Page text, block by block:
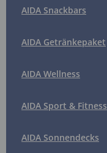
AIDA Snackbars
AIDA Getränkepaket
AIDA Wellness
AIDA Sport & Fitness
AIDA Sonnendecks